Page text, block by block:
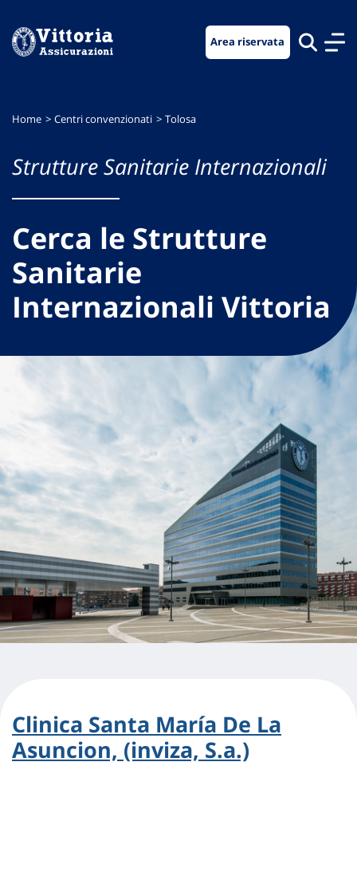
menu
contenuto
footer
Area riservata
Home Centri convenzionati Tolosa
Strutture Sanitarie Internazionali
Cerca le Strutture
Sanitarie
Internazionali Vittoria
Clinica Santa María De La
Asuncion, (inviza, S.a.)